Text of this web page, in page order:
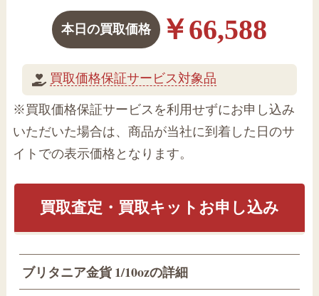
本日の買取価格 ￥66,588
買取価格保証サービス対象品
※買取価格保証サービスを利用せずにお申し込み
いただいた場合は、商品が当社に到着した日のサ
イトでの表示価格となります。
買取査定・買取キットお申し込み
ブリタニア金貨 1/10ozの詳細